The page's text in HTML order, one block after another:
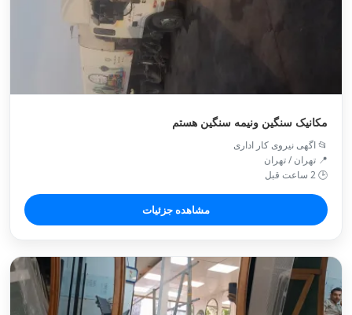
مکانیک سنگین ونیمه سنگین هستم
📂 اگهی نیروی کار اداری
📍 تهران / تهران
🕒 2 ساعت قبل
مشاهده جزئیات